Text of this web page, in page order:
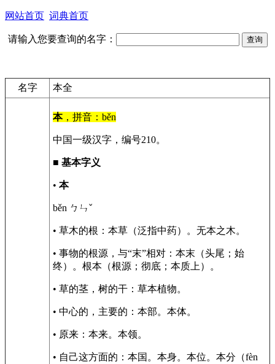
网站首页 词典首页
请输入您要查询的名字：
名字 本全
本，拼音：běn
中国一级汉字，编号210。
■ 基本字义
• 本
běn ㄅㄣˇ
• 草木的根：本草（泛指中药）。无本之木。
• 事物的根源，与“末”相对：本末（头尾；始
终）。根本（根源；彻底；本质上）。
• 草的茎，树的干：草本植物。
• 中心的，主要的：本部。本体。
• 原来：本来。本领。
• 自己这方面的：本国。本身。本位。本分（fèn